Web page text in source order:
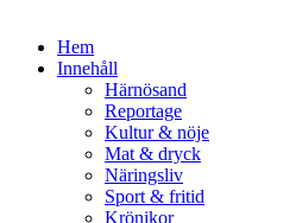
Hem
Innehåll
Härnösand
Reportage
Kultur & nöje
Mat & dryck
Näringsliv
Sport & fritid
Krönikor